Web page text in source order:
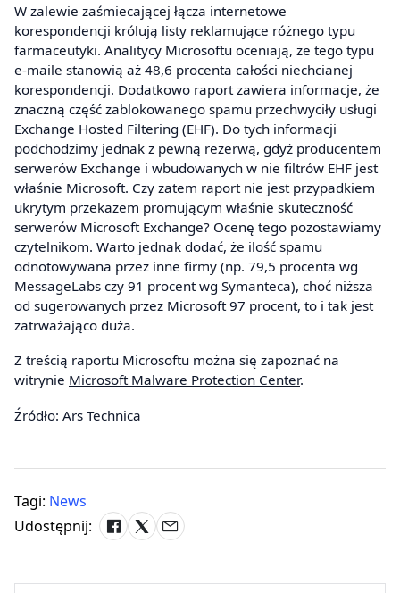
W zalewie zaśmiecającej łącza internetowe
korespondencji królują listy reklamujące różnego typu
farmaceutyki. Analitycy Microsoftu oceniają, że tego typu
e-maile stanowią aż 48,6 procenta całości niechcianej
korespondencji. Dodatkowo raport zawiera informacje, że
znaczną część zablokowanego spamu przechwyciły usługi
Exchange Hosted Filtering (EHF). Do tych informacji
podchodzimy jednak z pewną rezerwą, gdyż producentem
serwerów Exchange i wbudowanych w nie filtrów EHF jest
właśnie Microsoft. Czy zatem raport nie jest przypadkiem
ukrytym przekazem promującym właśnie skuteczność
serwerów Microsoft Exchange? Ocenę tego pozostawiamy
czytelnikom. Warto jednak dodać, że ilość spamu
odnotowywana przez inne firmy (np. 79,5 procenta wg
MessageLabs czy 91 procent wg Symanteca), choć niższa
od sugerowanych przez Microsoft 97 procent, to i tak jest
zatrważająco duża.
Z treścią raportu Microsoftu można się zapoznać na
witrynie Microsoft Malware Protection Center.
Źródło: Ars Technica
Tagi: News
Udostępnij: